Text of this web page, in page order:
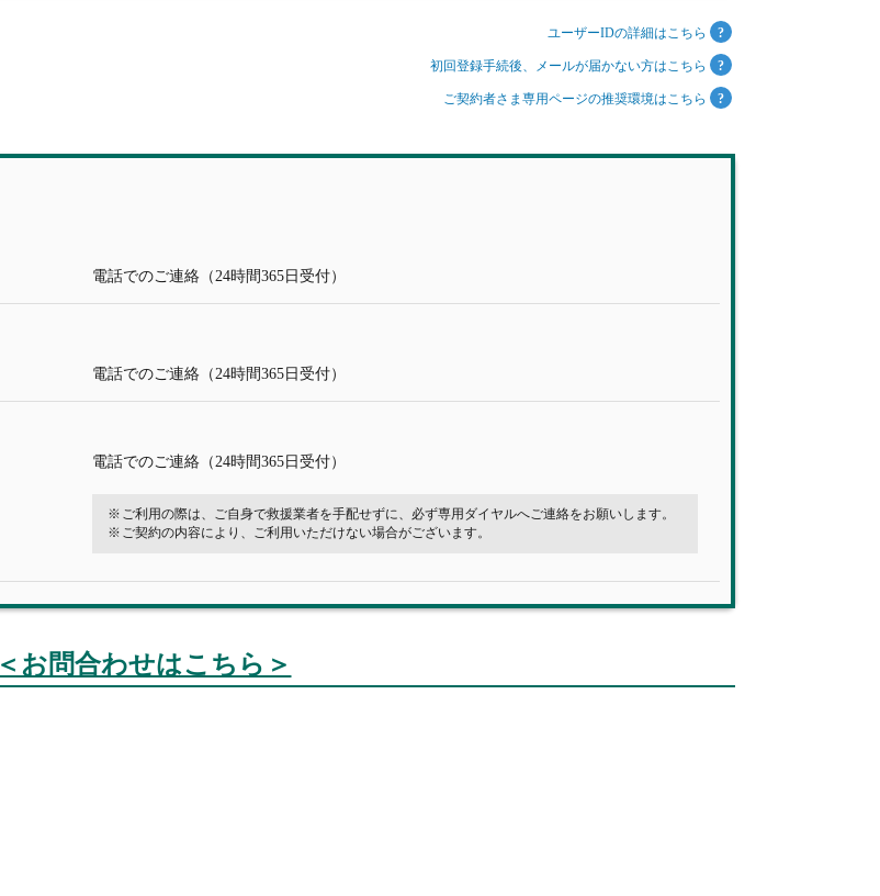
ユーザーIDの詳細はこちら
初回登録手続後、メールが届かない方はこちら
ご契約者さま専用ページの推奨環境はこちら
電話でのご連絡（24時間365日受付）
電話でのご連絡（24時間365日受付）
電話でのご連絡（24時間365日受付）
ご利用の際は、ご自身で救援業者を手配せずに、必ず専用ダイヤルへご連絡をお願いします。
ご契約の内容により、ご利用いただけない場合がございます。
＜お問合わせはこちら＞